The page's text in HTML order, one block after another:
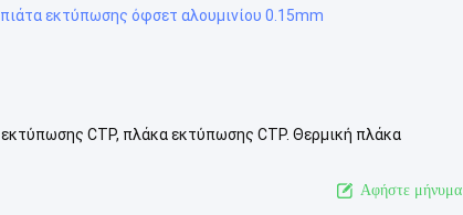
πιάτα εκτύπωσης όφσετ αλουμινίου 0.15mm
CTP, πλάκα εκτύπωσης CTP. Θερμική πλάκα
Αφήστε μήνυμα